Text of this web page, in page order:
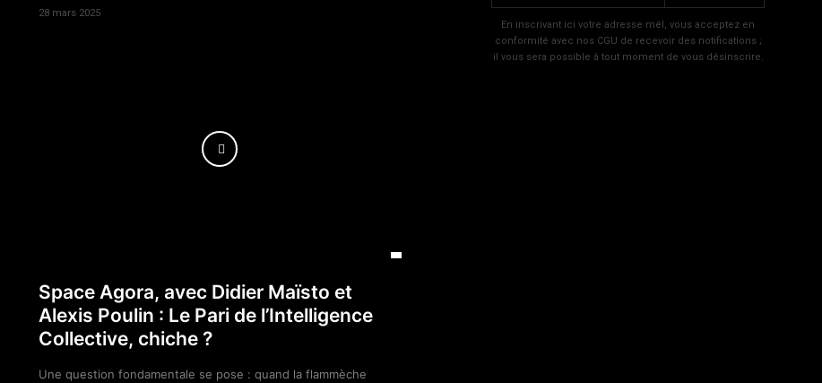
28 mars 2025
Space Agora, avec Didier Maïsto et
Alexis Poulin : Le Pari de l’Intelligence
Collective, chiche ?
Une question fondamentale se pose : quand la flammèche
En inscrivant ici votre adresse mél, vous acceptez en
conformité avec nos CGU de recevoir des notifications ;
il vous sera possible à tout moment de vous désinscrire.